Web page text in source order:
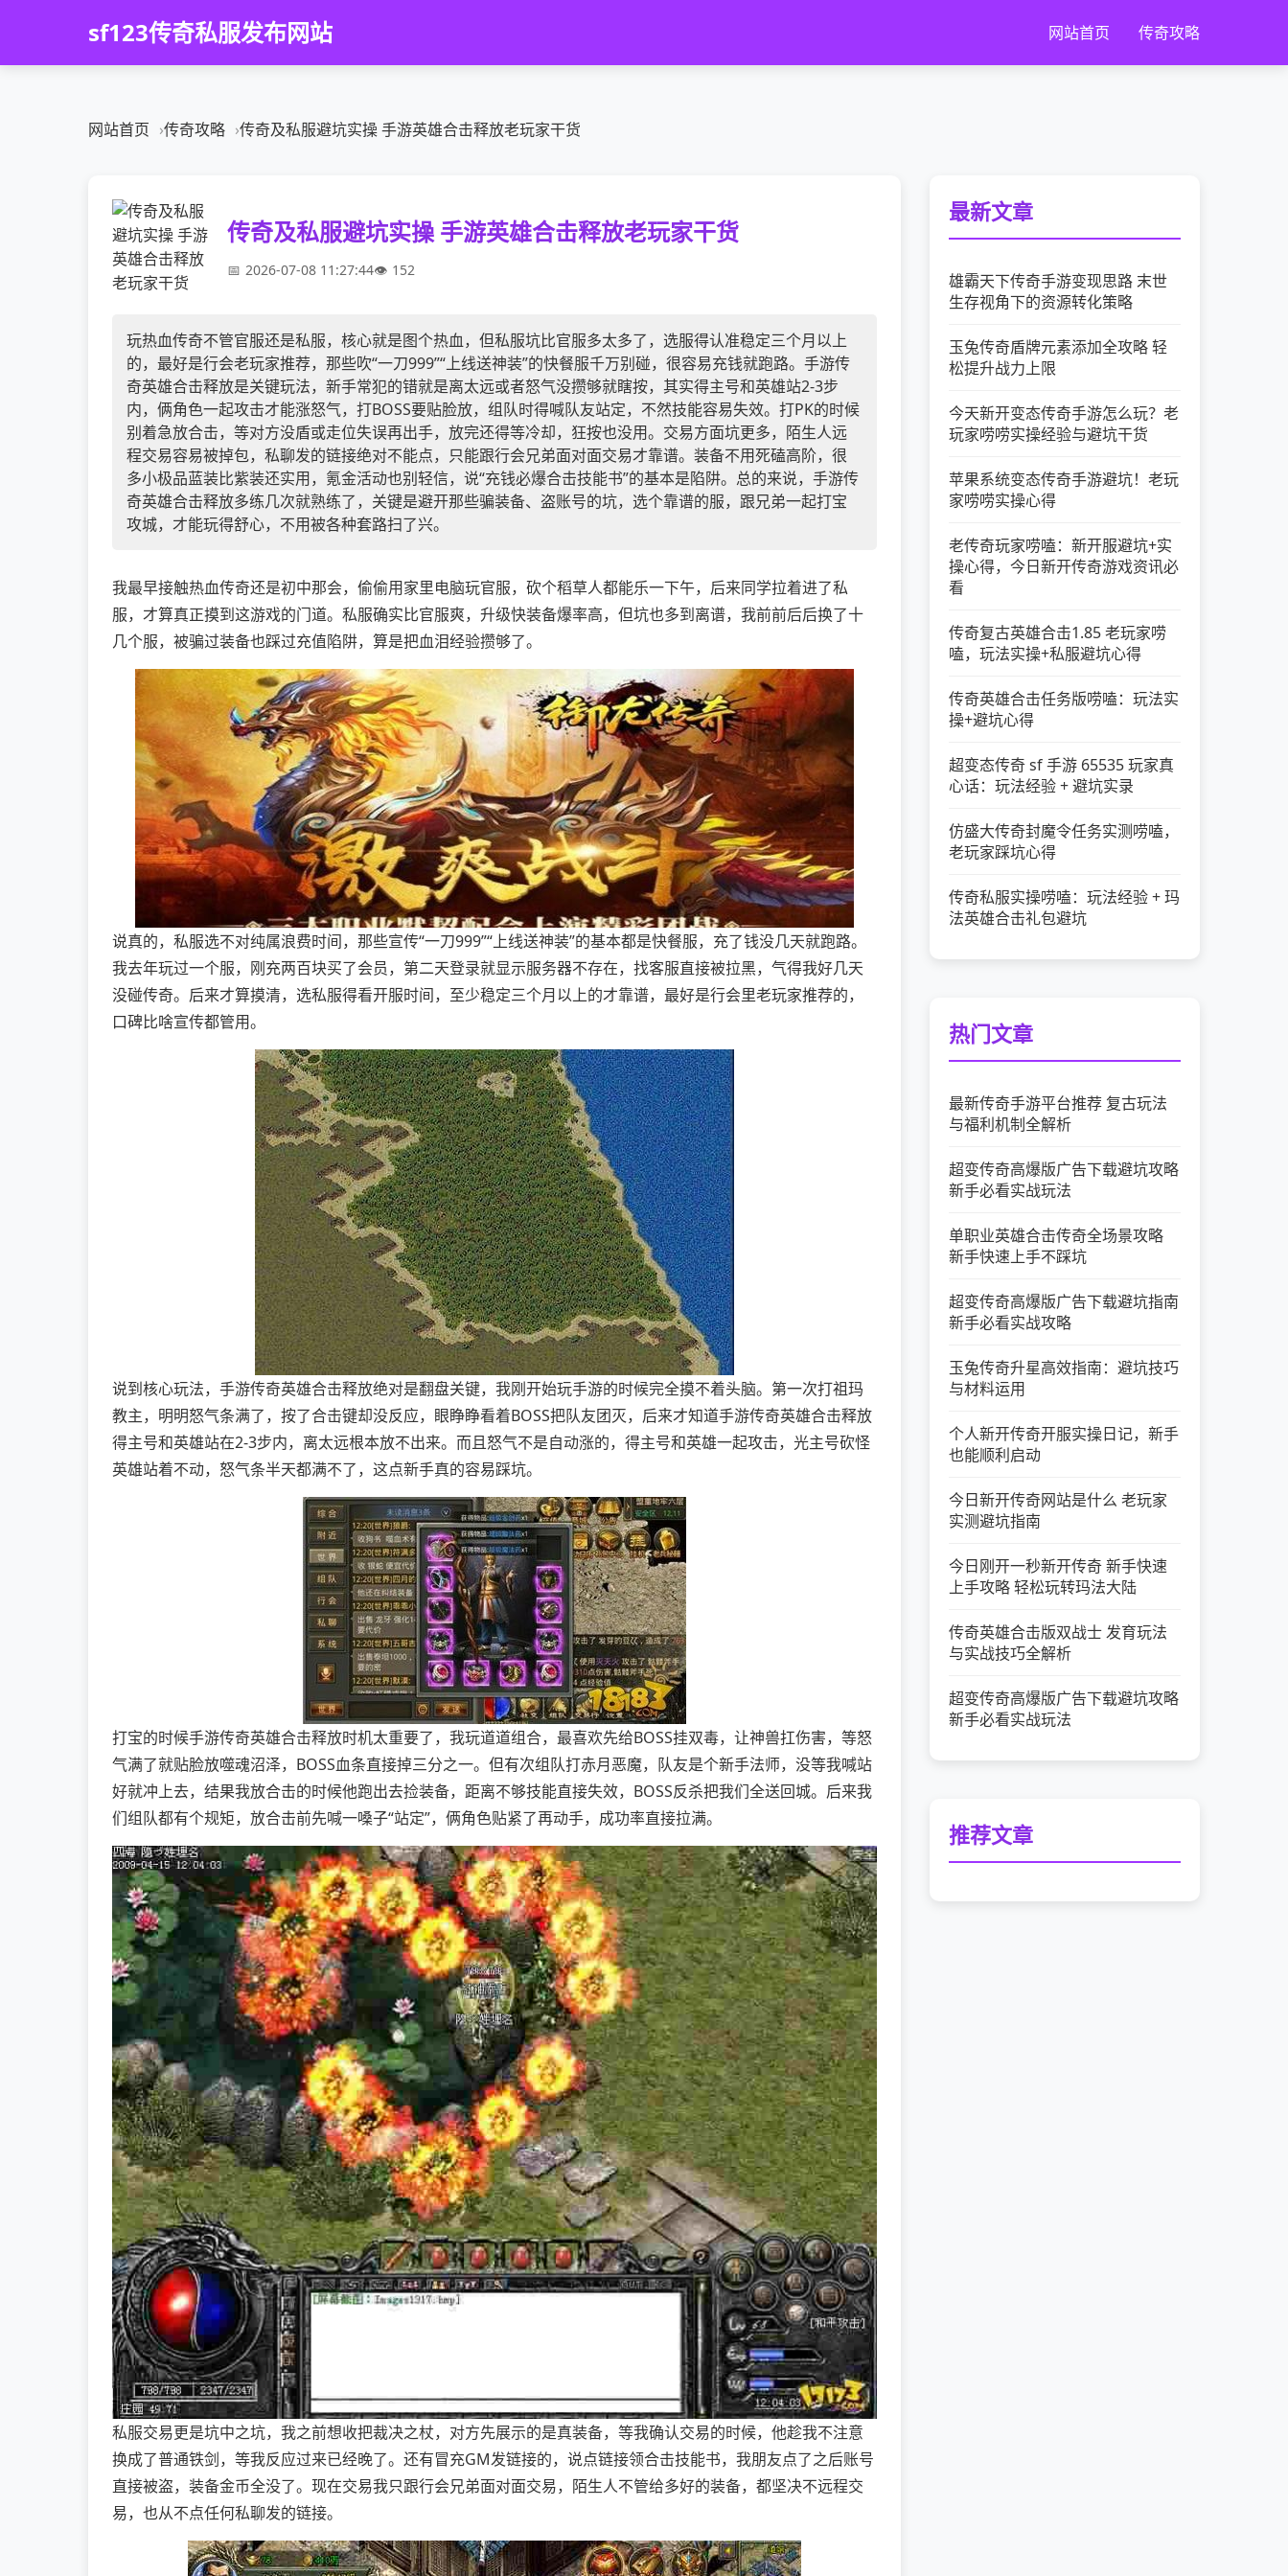
sf123传奇私服发布网站 网站首页 传奇攻略
网站首页 传奇攻略 传奇及私服避坑实操 手游英雄合击释放老玩家干货
传奇及私服避坑实操 手游英雄合击释放老玩家干货
2026-07-08 11:27:44 152
玩热血传奇不管官服还是私服，核心就是图个热血，但私服坑比官服多太多了，选服得认准稳定三个月以上
的，最好是行会老玩家推荐，那些吹“一刀999”“上线送神装”的快餐服千万别碰，很容易充钱就跑路。手游传
奇英雄合击释放是关键玩法，新手常犯的错就是离太远或者怒气没攒够就瞎按，其实得主号和英雄站2-3步
内，俩角色一起攻击才能涨怒气，打BOSS要贴脸放，组队时得喊队友站定，不然技能容易失效。打PK的时候
别着急放合击，等对方没盾或走位失误再出手，放完还得等冷却，狂按也没用。交易方面坑更多，陌生人远
程交易容易被掉包，私聊发的链接绝对不能点，只能跟行会兄弟面对面交易才靠谱。装备不用死磕高阶，很
多小极品蓝装比紫装还实用，氪金活动也别轻信，说“充钱必爆合击技能书”的基本是陷阱。总的来说，手游传
奇英雄合击释放多练几次就熟练了，关键是避开那些骗装备、盗账号的坑，选个靠谱的服，跟兄弟一起打宝
攻城，才能玩得舒心，不用被各种套路扫了兴。
我最早接触热血传奇还是初中那会，偷偷用家里电脑玩官服，砍个稻草人都能乐一下午，后来同学拉着进了私
服，才算真正摸到这游戏的门道。私服确实比官服爽，升级快装备爆率高，但坑也多到离谱，我前前后后换了十
几个服，被骗过装备也踩过充值陷阱，算是把血泪经验攒够了。
说真的，私服选不对纯属浪费时间，那些宣传“一刀999”“上线送神装”的基本都是快餐服，充了钱没几天就跑路。
我去年玩过一个服，刚充两百块买了会员，第二天登录就显示服务器不存在，找客服直接被拉黑，气得我好几天
没碰传奇。后来才算摸清，选私服得看开服时间，至少稳定三个月以上的才靠谱，最好是行会里老玩家推荐的，
口碑比啥宣传都管用。
说到核心玩法，手游传奇英雄合击释放绝对是翻盘关键，我刚开始玩手游的时候完全摸不着头脑。第一次打祖玛
教主，明明怒气条满了，按了合击键却没反应，眼睁睁看着BOSS把队友团灭，后来才知道手游传奇英雄合击释放
得主号和英雄站在2-3步内，离太远根本放不出来。而且怒气不是自动涨的，得主号和英雄一起攻击，光主号砍怪
英雄站着不动，怒气条半天都满不了，这点新手真的容易踩坑。
打宝的时候手游传奇英雄合击释放时机太重要了，我玩道道组合，最喜欢先给BOSS挂双毒，让神兽扛伤害，等怒
气满了就贴脸放噬魂沼泽，BOSS血条直接掉三分之一。但有次组队打赤月恶魔，队友是个新手法师，没等我喊站
好就冲上去，结果我放合击的时候他跑出去捡装备，距离不够技能直接失效，BOSS反杀把我们全送回城。后来我
们组队都有个规矩，放合击前先喊一嗓子“站定”，俩角色贴紧了再动手，成功率直接拉满。
私服交易更是坑中之坑，我之前想收把裁决之杖，对方先展示的是真装备，等我确认交易的时候，他趁我不注意
换成了普通铁剑，等我反应过来已经晚了。还有冒充GM发链接的，说点链接领合击技能书，我朋友点了之后账号
直接被盗，装备金币全没了。现在交易我只跟行会兄弟面对面交易，陌生人不管给多好的装备，都坚决不远程交
易，也从不点任何私聊发的链接。
最新文章
雄霸天下传奇手游变现思路 末世
生存视角下的资源转化策略
玉兔传奇盾牌元素添加全攻略 轻
松提升战力上限
今天新开变态传奇手游怎么玩？老
玩家唠唠实操经验与避坑干货
苹果系统变态传奇手游避坑！老玩
家唠唠实操心得
老传奇玩家唠嗑：新开服避坑+实
操心得，今日新开传奇游戏资讯必
看
传奇复古英雄合击1.85 老玩家唠
嗑，玩法实操+私服避坑心得
传奇英雄合击任务版唠嗑：玩法实
操+避坑心得
超变态传奇 sf 手游 65535 玩家真
心话：玩法经验 + 避坑实录
仿盛大传奇封魔令任务实测唠嗑，
老玩家踩坑心得
传奇私服实操唠嗑：玩法经验 + 玛
法英雄合击礼包避坑
热门文章
最新传奇手游平台推荐 复古玩法
与福利机制全解析
超变传奇高爆版广告下载避坑攻略
新手必看实战玩法
单职业英雄合击传奇全场景攻略
新手快速上手不踩坑
超变传奇高爆版广告下载避坑指南
新手必看实战攻略
玉兔传奇升星高效指南：避坑技巧
与材料运用
个人新开传奇开服实操日记，新手
也能顺利启动
今日新开传奇网站是什么 老玩家
实测避坑指南
今日刚开一秒新开传奇 新手快速
上手攻略 轻松玩转玛法大陆
传奇英雄合击版双战士 发育玩法
与实战技巧全解析
超变传奇高爆版广告下载避坑攻略
新手必看实战玩法
推荐文章